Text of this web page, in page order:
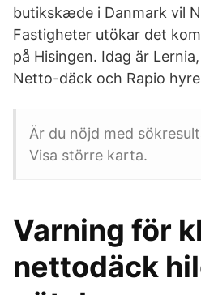
butikskæde i Danmark vil
Fastigheter utökar det
på Hisingen. Idag är
Netto-däck och Rapio
Är du nöjd med
Visa större karta.
Varning för
nettodäck